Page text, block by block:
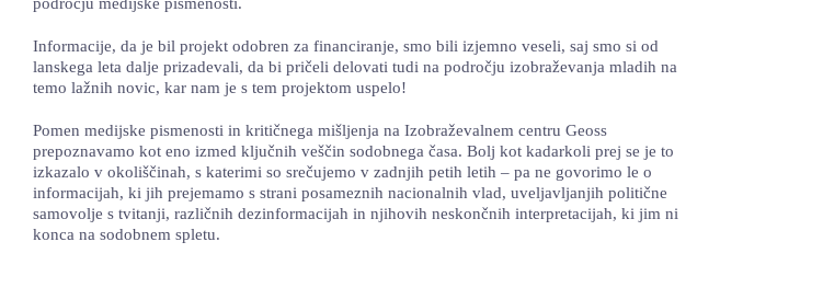
Informacije, da je bil projekt odobren za financiranje, smo bili izjemno veseli, saj smo si od
lanskega leta dalje prizadevali, da bi pričeli delovati tudi na področju izobraževanja mladih na
temo lažnih novic, kar nam je s tem projektom uspelo!
Pomen medijske pismenosti in kritičnega mišljenja na Izobraževalnem centru Geoss
prepoznavamo kot eno izmed ključnih veščin sodobnega časa. Bolj kot kadarkoli prej se je to
izkazalo v okoliščinah, s katerimi so srečujemo v zadnjih petih letih – pa ne govorimo le o
informacijah, ki jih prejemamo s strani posameznih nacionalnih vlad, uveljavljanjih politične
samovolje s tvitanji, različnih dezinformacijah in njihovih neskončnih interpretacijah, ki jim ni
konca na sodobnem spletu.